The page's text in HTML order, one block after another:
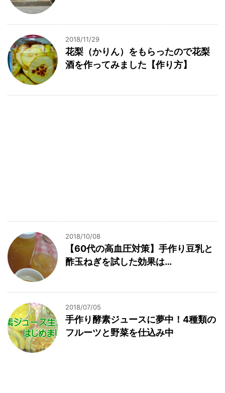
2018/11/29
花梨（かりん）をもらったので花梨
酒を作ってみました【作り方】
2018/10/08
【60代の高血圧対策】手作り豆乳と
酢玉ねぎを試した効果は…
2018/07/05
手作り酵素ジュースに夢中！4種類の
フルーツと野菜を仕込み中